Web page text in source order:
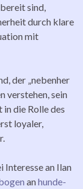
sind,
durch klare
mit
der „nebenher
verstehen, sein
die Rolle des
loyaler,
Interesse an Ilan
anhunde-